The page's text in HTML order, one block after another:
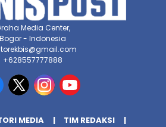
Media Center,
Bogor - Indonesia
+628557777888
MEDIA
TIM REDAKSI